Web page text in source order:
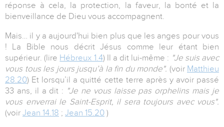
réponse à cela, la protection, la faveur, la bonté et la
bienveillance de Dieu vous accompagnent.
Mais… il y a aujourd'hui bien plus que les anges pour vous
! La Bible nous décrit Jésus comme leur étant bien
supérieur. (lire Hébreux 1.4) Il a dit lui-même : "Je suis avec
vous tous les jours jusqu’à la fin du monde". (voir Matthieu
28.20) Et lorsqu’il a quitté cette terre après y avoir passé
33 ans, il a dit : "Je ne vous laisse pas orphelins mais je
vous enverrai le Saint-Esprit, il sera toujours avec vous".
(voir Jean 14.18 ; Jean 15.20 )